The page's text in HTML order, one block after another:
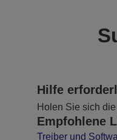
Hilfe
Holen Sie sich
Empfohlene
Treiber und